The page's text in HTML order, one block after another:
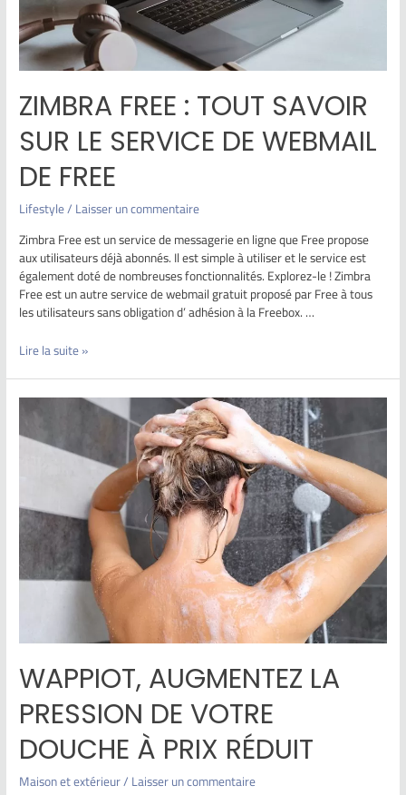
ZIMBRA FREE : TOUT SAVOIR
SUR LE SERVICE DE WEBMAIL
DE FREE
Lifestyle/Laisser un commentaire
Zimbra Free est un service de messagerie en ligne que Free propose
aux utilisateurs déjà abonnés. Il est simple à utiliser et le service est
également doté de nombreuses fonctionnalités. Explorez-le ! Zimbra
Free est un autre service de webmail gratuit proposé par Free à tous
les utilisateurs sans obligation d’ adhésion à la Freebox. …
Lire la suite »
WAPPIOT, AUGMENTEZ LA
PRESSION DE VOTRE
DOUCHE À PRIX RÉDUIT
Maison et extérieur/Laisser un commentaire